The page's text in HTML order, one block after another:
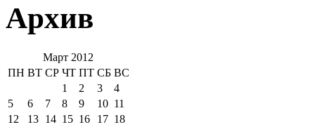
Архив
Март 2012
ПН ВТ СР ЧТ ПТ СБ ВС
1
2 3
4
5
6 7 8 9 10 11
12
13 14 15 16 17 18